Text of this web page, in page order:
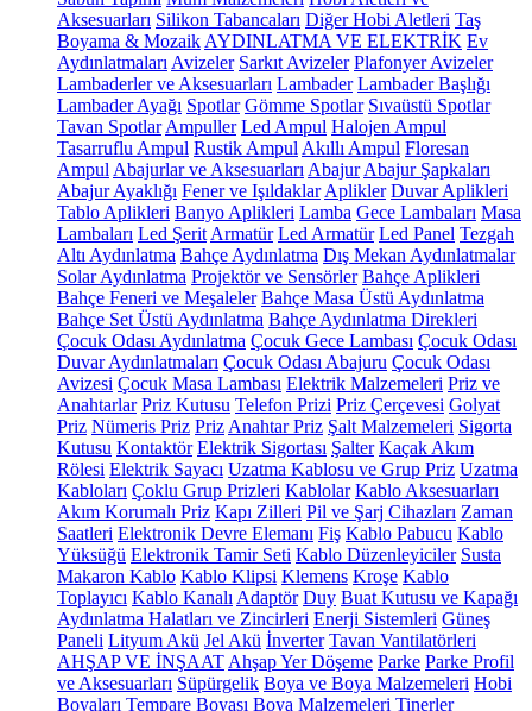
Aksesuarları Silikon Tabancaları Diğer Hobi Aletleri Taş
Boyama & Mozaik AYDINLATMA VE ELEKTRİK Ev
Aydınlatmaları Avizeler Sarkıt Avizeler Plafonyer Avizeler
Lambaderler ve Aksesuarları Lambader Lambader Başlığı
Lambader Ayağı Spotlar Gömme Spotlar Sıvaüstü Spotlar
Tavan Spotlar Ampuller Led Ampul Halojen Ampul
Tasarruflu Ampul Rustik Ampul Akıllı Ampul Floresan
Ampul Abajurlar ve Aksesuarları Abajur Abajur Şapkaları
Abajur Ayaklığı Fener ve Işıldaklar Aplikler Duvar Aplikleri
Tablo Aplikleri Banyo Aplikleri Lamba Gece Lambaları Masa
Lambaları Led Şerit Armatür Led Armatür Led Panel Tezgah
Altı Aydınlatma Bahçe Aydınlatma Dış Mekan Aydınlatmalar
Solar Aydınlatma Projektör ve Sensörler Bahçe Aplikleri
Bahçe Feneri ve Meşaleler Bahçe Masa Üstü Aydınlatma
Bahçe Set Üstü Aydınlatma Bahçe Aydınlatma Direkleri
Çocuk Odası Aydınlatma Çocuk Gece Lambası Çocuk Odası
Duvar Aydınlatmaları Çocuk Odası Abajuru Çocuk Odası
Avizesi Çocuk Masa Lambası Elektrik Malzemeleri Priz ve
Anahtarlar Priz Kutusu Telefon Prizi Priz Çerçevesi Golyat
Priz Nümeris Priz Priz Anahtar Priz Şalt Malzemeleri Sigorta
Kutusu Kontaktör Elektrik Sigortası Şalter Kaçak Akım
Rölesi Elektrik Sayacı Uzatma Kablosu ve Grup Priz Uzatma
Kabloları Çoklu Grup Prizleri Kablolar Kablo Aksesuarları
Akım Korumalı Priz Kapı Zilleri Pil ve Şarj Cihazları Zaman
Saatleri Elektronik Devre Elemanı Fiş Kablo Pabucu Kablo
Yüksüğü Elektronik Tamir Seti Kablo Düzenleyiciler Susta
Makaron Kablo Kablo Klipsi Klemens Kroşe Kablo
Toplayıcı Kablo Kanalı Adaptör Duy Buat Kutusu ve Kapağı
Aydınlatma Halatları ve Zincirleri Enerji Sistemleri Güneş
Paneli Lityum Akü Jel Akü İnverter Tavan Vantilatörleri
AHŞAP VE İNŞAAT Ahşap Yer Döşeme Parke Parke Profil
ve Aksesuarları Süpürgelik Boya ve Boya Malzemeleri Hobi
Boyaları Tempare Boyası Boya Malzemeleri Tinerler